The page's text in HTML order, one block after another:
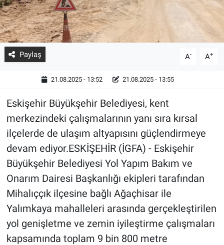
Paylaş A- A+
21.08.2025 - 13:52 21.08.2025 - 13:55
Eskişehir Büyükşehir Belediyesi, kent
merkezindeki çalışmalarının yanı sıra kırsal
ilçelerde de ulaşım altyapısını güçlendirmeye
devam ediyor.ESKİŞEHİR (İGFA) - Eskişehir
Büyükşehir Belediyesi Yol Yapım Bakım ve
Onarım Dairesi Başkanlığı ekipleri tarafından
Mihalıççık ilçesine bağlı Ağaçhisar ile
Yalımkaya mahalleleri arasında gerçekleştirilen
yol genişletme ve zemin iyileştirme çalışmaları
kapsamında toplam 9 bin 800 metre